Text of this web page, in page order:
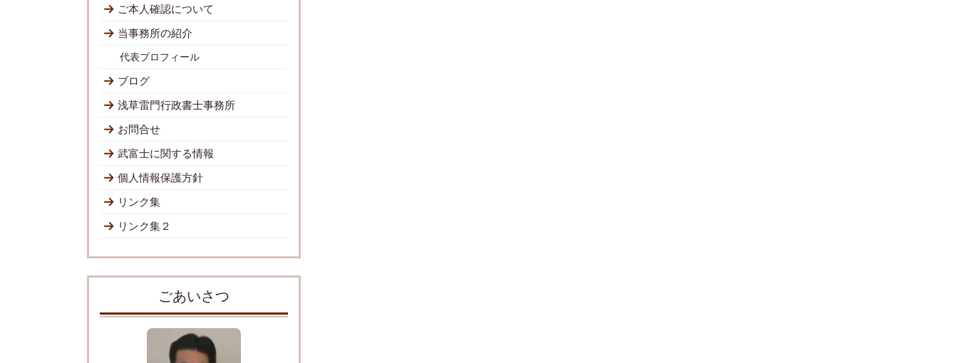
ご本人確認について
当事務所の紹介
代表プロフィール
ブログ
浅草雷門行政書士事務所
お問合せ
武富士に関する情報
個人情報保護方針
リンク集
リンク集２
ごあいさつ